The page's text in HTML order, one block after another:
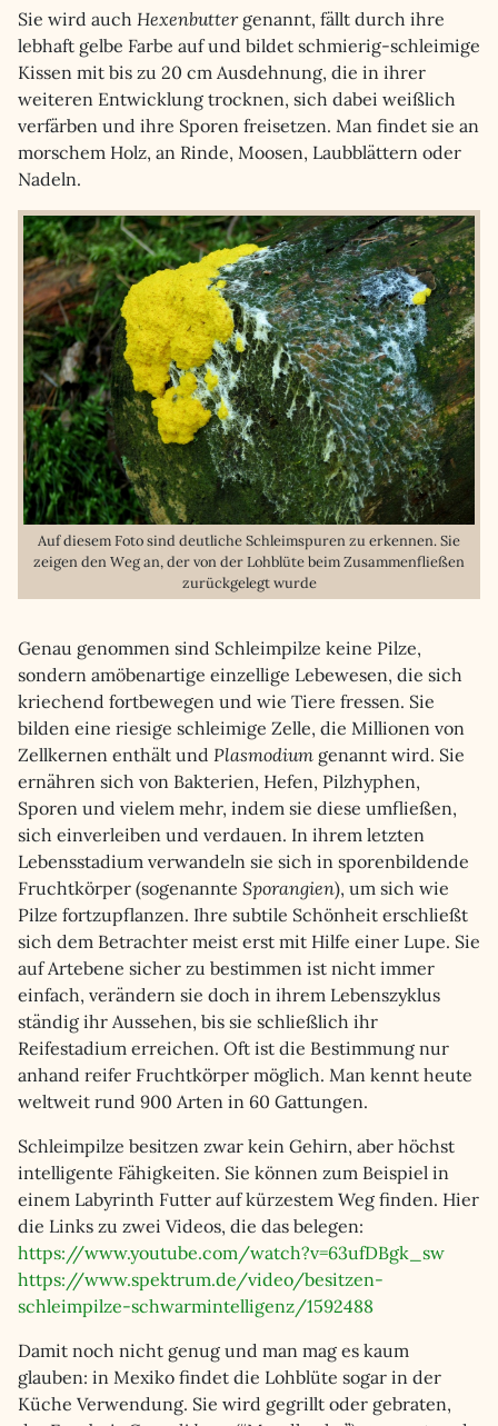
Sie wird auch Hexenbuttergenannt, fällt durch ihre
lebhaft gelbe Farbe auf und bildet schmierig-schleimige
Kissen mit bis zu 20 cm Ausdehnung, die in ihrer
weiteren Entwicklung trocknen, sich dabei weißlich
verfärben und ihre Sporen freisetzen. Man findet sie an
morschem Holz, an Rinde, Moosen, Laubblättern oder
Nadeln.
Auf diesem Foto sind deutliche Schleimspuren zu erkennen. Sie
zeigen den Weg an, der von der Lohblüte beim Zusammenfließen
zurückgelegt wurde
Genau genommen sind Schleimpilze keine Pilze,
sondern amöbenartige einzellige Lebewesen, die sich
kriechend fortbewegen und wie Tiere fressen. Sie
bilden eine riesige schleimige Zelle, die Millionen von
Zellkernen enthält und Plasmodium genannt wird. Sie
ernähren sich von Bakterien, Hefen, Pilzhyphen,
Sporen und vielem mehr, indem sie diese umfließen,
sich einverleiben und verdauen. In ihrem letzten
Lebensstadium verwandeln sie sich in sporenbildende
Fruchtkörper (sogenannte Sporangien), um sich wie
Pilze fortzupflanzen. Ihre subtile Schönheit erschließt
sich dem Betrachter meist erst mit Hilfe einer Lupe. Sie
auf Artebene sicher zu bestimmen ist nicht immer
einfach, verändern sie doch in ihrem Lebenszyklus
ständig ihr Aussehen, bis sie schließlich ihr
Reifestadium erreichen. Oft ist die Bestimmung nur
anhand reifer Fruchtkörper möglich. Man kennt heute
weltweit rund 900 Arten in 60 Gattungen.
Schleimpilze besitzen zwar kein Gehirn, aber höchst
intelligente Fähigkeiten. Sie können zum Beispiel in
einem Labyrinth Futter auf kürzestem Weg finden. Hier
die Links zu zwei Videos, die das belegen:
https://www.youtube.com/watch?v=63ufDBgk_sw
https://www.spektrum.de/video/besitzen-
schleimpilze-schwarmintelligenz/1592488
Damit noch nicht genug und man mag es kaum
glauben: in Mexiko findet die Lohblüte sogar in der
Küche Verwendung. Sie wird gegrillt oder gebraten,